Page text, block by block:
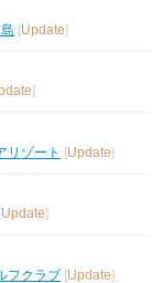
[Update]
リゾート
[Update]
[Update]
フクラブ [Update]